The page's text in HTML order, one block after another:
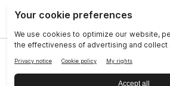
Công ty Legal Center